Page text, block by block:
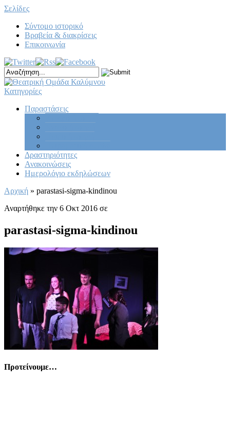
Σελίδες
Σύντομο ιστορικό
Βραβεία & διακρίσεις
Επικοινωνία
Κατηγορίες
Παραστάσεις
Δραστηριότητες
Ανακοινώσεις
Ημερολόγιο εκδηλώσεων
Αρχική » parastasi-sigma-kindinou
Αναρτήθηκε την 6 Οκτ 2016 σε
parastasi-sigma-kindinou
Προτείνουμε…